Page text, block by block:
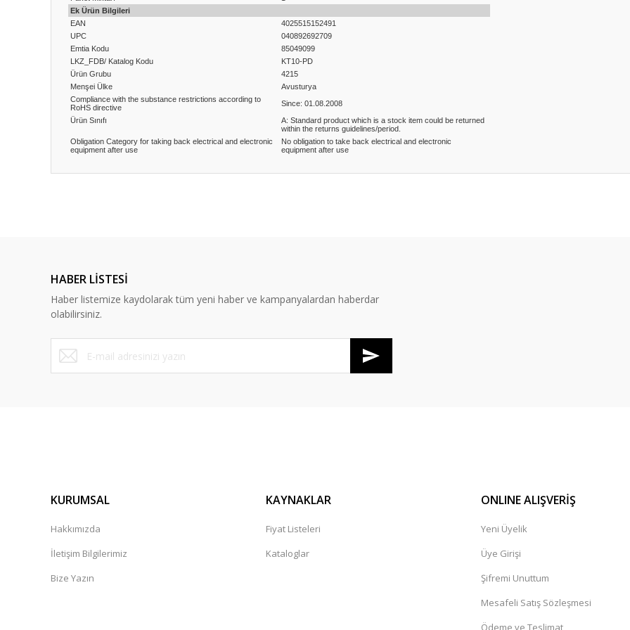
Ek Ürün Bilgileri
EAN
4025515152491
UPC
040892692709
Emtia Kodu
85049099
LKZ_FDB/ Katalog Kodu
KT10-PD
Ürün Grubu
4215
Menşei Ülke
Avusturya
Compliance with the substance restrictions according to
RoHS directive
Since: 01.08.2008
Ürün Sınıfı
A: Standard product which is a stock item could be returned
within the returns guidelines/period.
Obligation Category for taking back electrical and electronic
equipment after use
No obligation to take back electrical and electronic
equipment after use
Ürün bilgilerinde hatalar bulunuyor.
Ürün fiyatı diğer sitelerden daha pahalı.
HABER LİSTESİ
Haber listemize kaydolarak tüm yeni haber ve kampanyalardan haberdar
olabilirsiniz.
KURUMSAL
Hakkımızda
İletişim Bilgilerimiz
Bize Yazın
KAYNAKLAR
Fiyat Listeleri
Kataloglar
ONLINE ALIŞVERİŞ
Yeni Üyelik
Üye Girişi
Şifremi Unuttum
Mesafeli Satış Sözleşmesi
Ödeme ve Teslimat